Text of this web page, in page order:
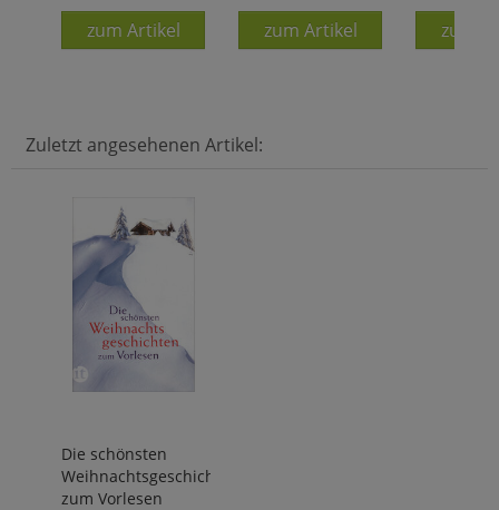
zum Artikel zum Artikel zum
Zuletzt angesehenen Artikel:
Die schönsten
Weihnachtsgeschichten
zum Vorlesen